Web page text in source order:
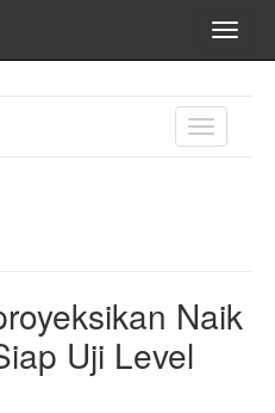
TOGGLE
Naik
Uji Level